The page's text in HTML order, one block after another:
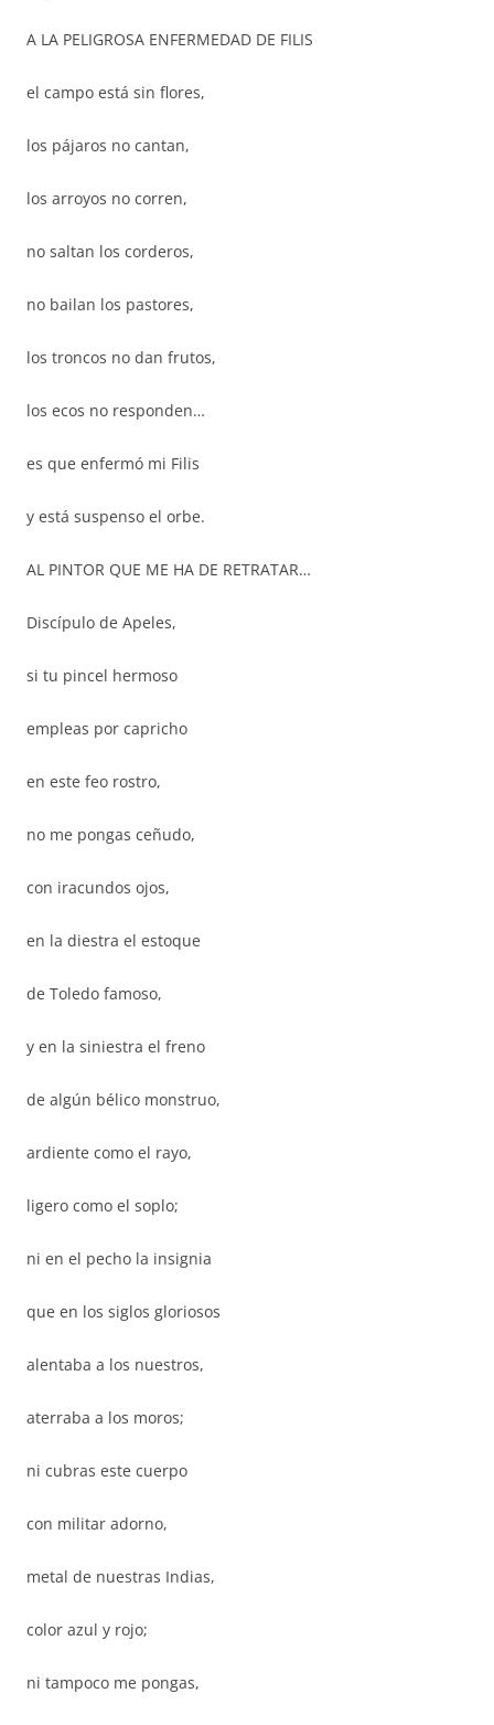
A LA PELIGROSA ENFERMEDAD DE FILIS
el campo está sin flores,
los pájaros no cantan,
los arroyos no corren,
no saltan los corderos,
no bailan los pastores,
los troncos no dan frutos,
los ecos no responden…
es que enfermó mi Filis
y está suspenso el orbe.
AL PINTOR QUE ME HA DE RETRATAR…
Discípulo de Apeles,
si tu pincel hermoso
empleas por capricho
en este feo rostro,
no me pongas ceñudo,
con iracundos ojos,
en la diestra el estoque
de Toledo famoso,
y en la siniestra el freno
de algún bélico monstruo,
ardiente como el rayo,
ligero como el soplo;
ni en el pecho la insignia
que en los siglos gloriosos
alentaba a los nuestros,
aterraba a los moros;
ni cubras este cuerpo
con militar adorno,
metal de nuestras Indias,
color azul y rojo;
ni tampoco me pongas,